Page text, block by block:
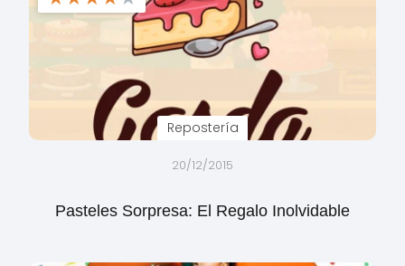
Repostería
20/12/2015
Pasteles Sorpresa: El Regalo Inolvidable